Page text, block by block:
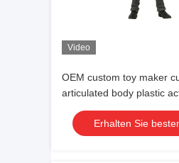
Video
OEM custom toy maker
articulated body plastic
figures
Erhalten Sie